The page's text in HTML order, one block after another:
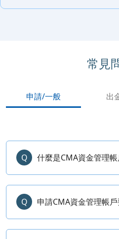
常見
申請/一般 出
Q 什麼是CMA資金管理帳
Q 申請CMA資金管理帳